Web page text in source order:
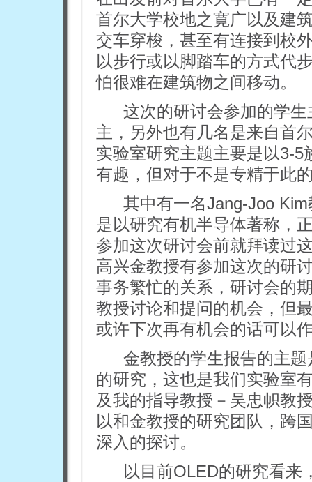
首尔大学校地之寛广以及建
交车穿梭，甚至有连接到校
以步行或以脚踏车的方式代
怕很难在建筑物之间移动。
这次的研讨会参加的学
主，另外也有几名是来自首
实验室研究主题主要是以3-
有趣，但对于不是专精于此
其中有一名Jang-Joo
是以研究有机半导体著称，
参加这次研讨会前就拜读过
高兴金教授有参加这次的研
事务繁忙的关系，研讨会的
教授讨论和提问的机会，但
或许下次再有机会的话可以
金教授的学生报告的主
的研究，这也是我们实验室
及我的指导教授－吴忠帜教
以和金教授的研究团队，跨
深入的探讨。
以目前OLED的研究看来